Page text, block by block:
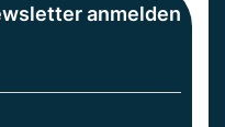
anmelden